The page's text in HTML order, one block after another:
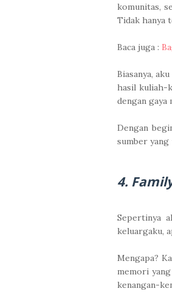
komunitas,
Tidak hanya
Baca juga :
Biasanya,
hasil kuliah-
dengan gaya
Dengan
sumber yang
4.
Sepertinya
keluargaku,
Mengapa?
memori
kenangan-